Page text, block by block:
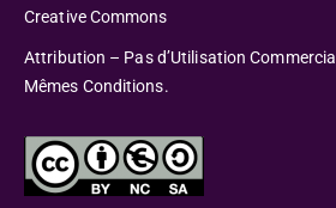
Creative Commons
Attribution – Pas d’Utilisation
Mêmes Conditions.